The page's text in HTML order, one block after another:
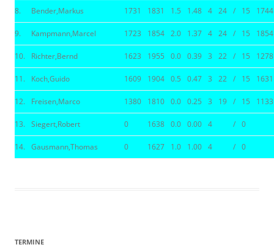
8. Bender,Markus 1731 1831 1.5 1.48 4 24 / 15 1744
9. Kampmann,Marcel 1723 1854 2.0 1.37 4 24 / 15 1854
10. Richter,Bernd 1623 1955 0.0 0.39 3 22 / 15 1278
11. Koch,Guido 1609 1904 0.5 0.47 3 22 / 15 1631
12. Freisen,Marco 1380 1810 0.0 0.25 3 19 / 15 1133
13. Siegert,Robert 0 1638 0.0 0.00 4 / 0
14. Gausmann,Thomas 0 1627 1.0 1.00 4 / 0
TERMINE